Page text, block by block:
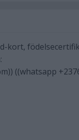
kort,
((whatsapp